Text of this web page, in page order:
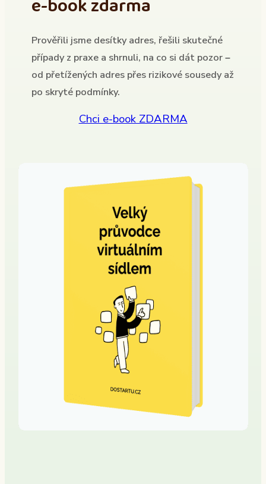
e-book zdarma
Prověřili jsme desítky adres, řešili skutečné
případy z praxe a shrnuli, na co si dát pozor –
od přetížených adres přes rizikové sousedy až
po skryté podmínky.
Chci e-book ZDARMA